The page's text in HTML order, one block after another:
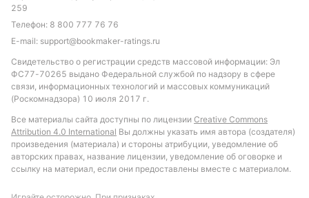
Обновлено:
Автор
Сергей Найденов
Автор и редактор «РБ»
Автор обзоров БК и статей о букмекерах
Подписаться
259
Телефон: 8 800 777 76 76
E-mail: support@bookmaker-ratings.ru
Свидетельство о регистрации средств массовой информации: Эл
ФС77-70265 выдано Федеральной службой по надзору в сфере
связи, информационных технологий и массовых коммуникаций
(Роскомнадзора) 10 июля 2017 г.
Все материалы сайта доступны по лицензии Creative Commons
Attribution 4.0 International Вы должны указать имя автора (создателя)
произведения (материала) и стороны атрибуции, уведомление об
авторских правах, название лицензии, уведомление об оговорке и
ссылку на материал, если они предоставлены вместе с материалом.